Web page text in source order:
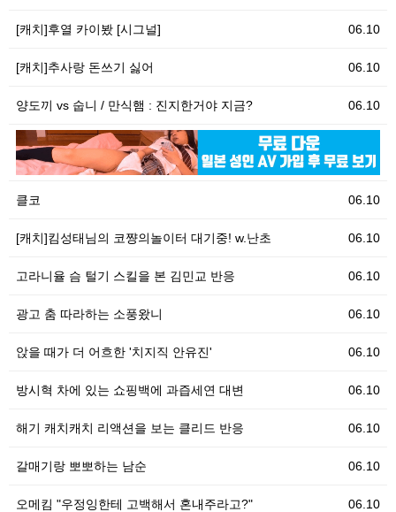
06.10
[캐치]후열 카이봤 [시그널]
06.10
[캐치]추사랑 돈쓰기 싫어
06.10
양도끼 vs 숩니 / 만식햄 : 진지한거야 지금?
06.10
클코
06.10
[캐치]킴성태님의 코쨩의놀이터 대기중! w.난초
06.10
고라니율 슴 털기 스킬을 본 김민교 반응
06.10
광고 춤 따라하는 소풍왔니
06.10
앉을 때가 더 어흐한 '치지직 안유진'
06.10
방시혁 차에 있는 쇼핑백에 과즙세연 대변
06.10
해기 캐치캐치 리액션을 보는 클리드 반응
06.10
갈매기랑 뽀뽀하는 남순
06.10
오메킴 "우정잉한테 고백해서 혼내주라고?"